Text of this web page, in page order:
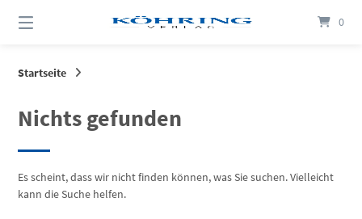
0
Startseite
Nichts gefunden
Es scheint, dass wir nicht finden können, was Sie suchen. Vielleicht
kann die Suche helfen.